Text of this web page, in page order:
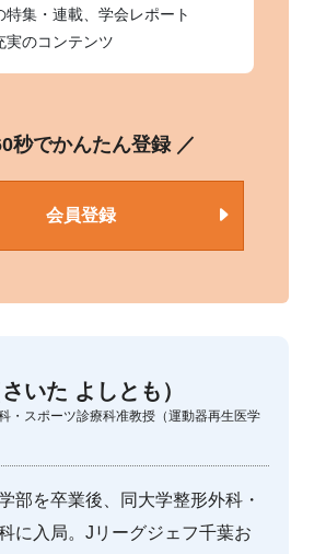
特集・連載、学会レポート
実のコンテンツ
秒でかんたん登録 ／
会員登録
いた よしとも）
・スポーツ診療科准教授（運動器再生医学
部を卒業後、同大学整形外科・
に入局。Jリーグジェフ千葉お